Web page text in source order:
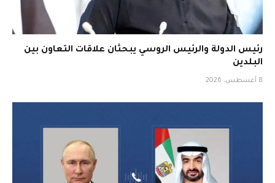
رئيس الدولة والرئيس الروسي يبحثان علاقات التعاون بين
البلدين
8 أغسطس، 2026